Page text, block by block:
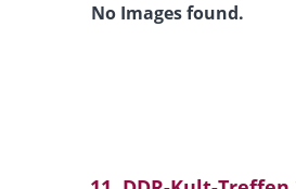
No Images found.